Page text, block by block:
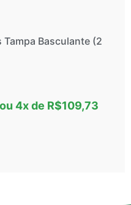
Basculante (2
ou 4x de R$109,73